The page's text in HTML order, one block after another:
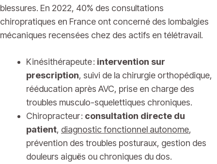
blessures. En 2022, 40% des consultations
chiropratiques en France ont concerné des lombalgies
mécaniques recensées chez des actifs en télétravail.
Kinésithérapeute : intervention sur
prescription, suivi de la chirurgie orthopédique,
rééducation après AVC, prise en charge des
troubles musculo-squelettiques chroniques.
Chiropracteur : consultation directe du
patient, diagnostic fonctionnel autonome,
prévention des troubles posturaux, gestion des
douleurs aiguës ou chroniques du dos.